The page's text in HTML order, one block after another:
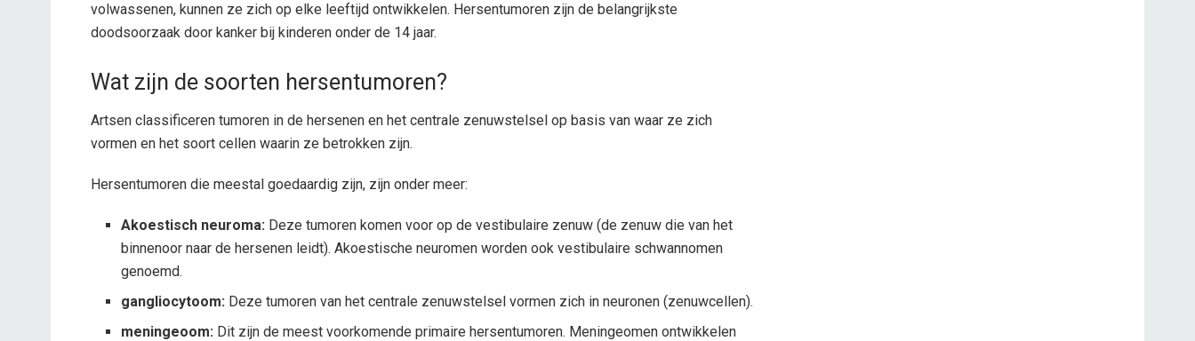
volwassenen, kunnen ze zich op elke leeftijd ontwikkelen. Hersentumoren zijn de belangrijkste
doodsoorzaak door kanker bij kinderen onder de 14 jaar.
Wat zijn de soorten hersentumoren?
Artsen classificeren tumoren in de hersenen en het centrale zenuwstelsel op basis van waar ze zich
vormen en het soort cellen waarin ze betrokken zijn.
Hersentumoren die meestal goedaardig zijn, zijn onder meer:
Akoestisch neuroma: Deze tumoren komen voor op de vestibulaire zenuw (de zenuw die van het
binnenoor naar de hersenen leidt). Akoestische neuromen worden ook vestibulaire schwannomen
genoemd.
gangliocytoom: Deze tumoren van het centrale zenuwstelsel vormen zich in neuronen (zenuwcellen).
meningeoom: Dit zijn de meest voorkomende primaire hersentumoren. Meningeomen ontwikkelen